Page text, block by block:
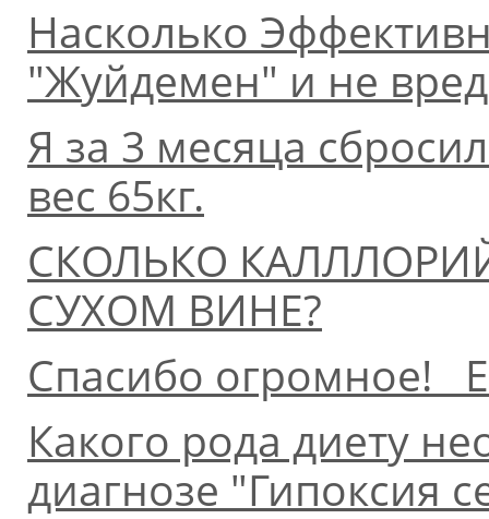
Насколько
"Жуйдемен" и не
Я за 3 месяца
вес 65кг.
СКОЛЬКО
СУХОМ ВИНЕ?
Спасибо огромное!
Какого рода диету
диагнозе "Гипоксия